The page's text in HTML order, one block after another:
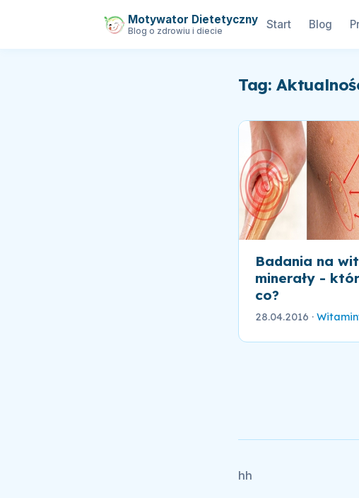
Motywator Dietetyczny
Blog o zdrowiu i diecie Start Blog
Tag:
Badania na
minerały -
co?
28.04.2016 ·
hh